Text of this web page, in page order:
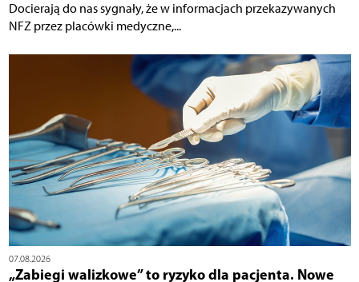
Docierają do nas sygnały, że w informacjach przekazywanych
NFZ przez placówki medyczne,...
07.08.2026
„Zabiegi walizkowe” to ryzyko dla pacjenta. Nowe